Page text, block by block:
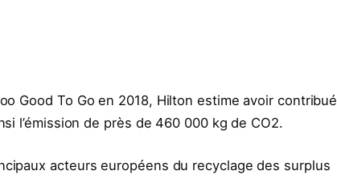
Good To Go en 2018, Hilton estime avoir contribué
l’émission de près de 460 000 kg de CO2.
acteurs européens du recyclage des surplus